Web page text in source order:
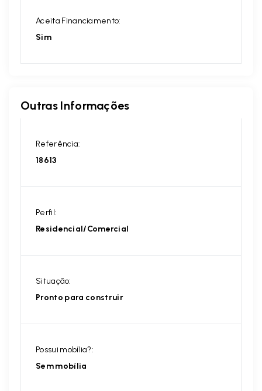
Aceita Financiamento:
Sim
Outras Informações
Referência:
18613
Perfil:
Residencial/Comercial
Situação:
Pronto para construir
Possui mobília?:
Sem mobília